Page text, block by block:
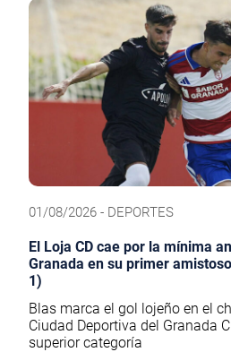
01/08/2026 - DEPORTES
El Loja CD cae por la mínima
Granada en su primer
1)
Blas marca el gol lojeño en el
Ciudad Deportiva del Granada
superior categoría